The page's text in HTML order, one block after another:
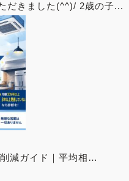
だきました(^^)/ 2歳の子...
減ガイド｜平均相…